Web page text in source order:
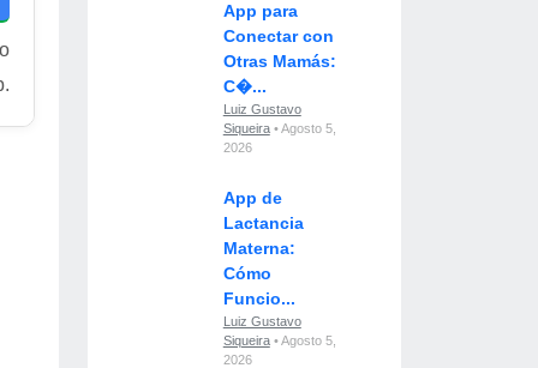
App para
Conectar con
Otras Mamás:
C�...
Luiz Gustavo
Siqueira• Agosto 5,
2026
App de
Lactancia
Materna:
Cómo
Funcio...
Luiz Gustavo
Siqueira• Agosto 5,
2026